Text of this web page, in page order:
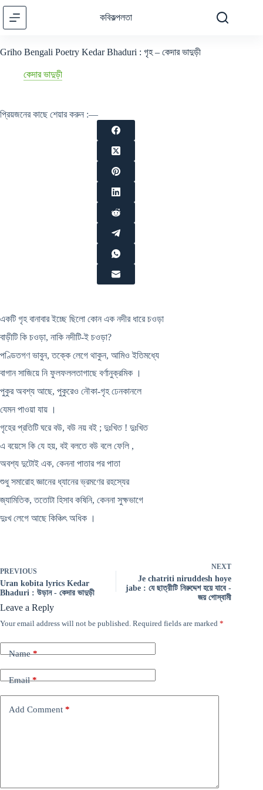
Skip
content
কবিকল্পলতা
Griho Bengali Poetry Kedar Bhaduri : গৃহ – কেদার ভাদুড়ী
কেদার ভাদুড়ী
প্রিয়জনের কাছে শেয়ার করুন :—
একটি গৃহ বানাবার ইচ্ছে ছিলো কোন এক নদীর ধারে চওড়া
বাড়ীটি কি চওড়া, নাকি নদীটি-ই চওড়া?
পণ্ডিতগণ ভাবুন, তক্কে লেগে থাকুন, আমিও ইতিমধ্যে
বাগান সাজিয়ে নি ফুলফললতাগাছে বর্ণানুক্রমিক ।
পুকুর অবশ্য আছে, পুকুরেও নৌকা-গৃহ ঢেনকানলে
যেমন পাওয়া যায় ।
গৃহের প্রতিটি ঘরে বউ, বউ নয় বই ; দুঃখিত ! দুঃখিত
এ বয়েসে কি যে হয়, বই বলতে বউ বলে ফেলি ,
অবশ্য দুটোই এক, কেননা পাতার পর পাতা
শুধু সমারোহ জ্ঞানের ধ্যানের ভ্রমণের রহস্যের
জ্যামিতিক, ততোটা হিসাব কষিনি, কেননা সুক্ষভাগে
দুঃখ লেগে আছে কিঞ্চিৎ অধিক ।
PREVIOUS
Uran kobita lyrics Kedar
Bhaduri : উড়ান - কেদার ভাদুড়ী
NEXT
Je chatriti niruddesh hoye
jabe : যে ছাত্রীটি নিরুদ্দেশ হয়ে যাবে -
জয় গোস্বামী
Leave a Reply
Your email address will not be published. Required fields are marked *
Name*
Email*
Add Comment *